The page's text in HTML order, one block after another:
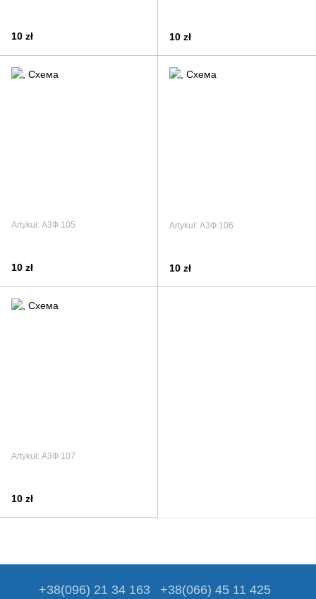
10 zł 10 zł
Artykuł: А3Ф 105
10 zł
Artykuł: А3Ф 106
10 zł
Artykuł: А3Ф 107
10 zł
+38(096) 21 34 163 +38(066) 45 11 425